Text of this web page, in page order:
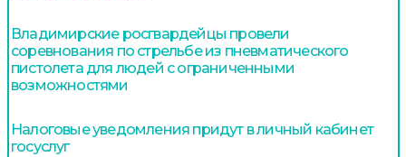
Владимирские росгвардейцы провели
соревнования по стрельбе из пневматического
пистолета для людей с ограниченными
возможностями
Налоговые уведомления придут в личный кабинет
госуслуг